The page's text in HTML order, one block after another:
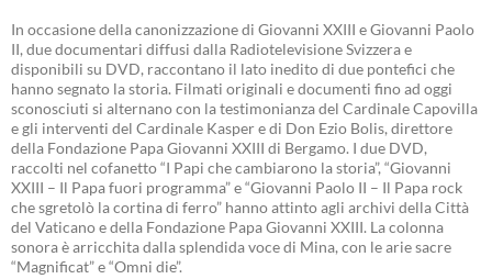
In occasione della canonizzazione di Giovanni XXIII e Giovanni Paolo
II, due documentari diffusi dalla Radiotelevisione Svizzera e
disponibili su DVD, raccontano il lato inedito di due pontefici che
hanno segnato la storia. Filmati originali e documenti fino ad oggi
sconosciuti si alternano con la testimonianza del Cardinale Capovilla
e gli interventi del Cardinale Kasper e di Don Ezio Bolis, direttore
della Fondazione Papa Giovanni XXIII di Bergamo. I due DVD,
raccolti nel cofanetto “I Papi che cambiarono la storia”, “Giovanni
XXIII – Il Papa fuori programma” e “Giovanni Paolo II – Il Papa rock
che sgretolò la cortina di ferro” hanno attinto agli archivi della Città
del Vaticano e della Fondazione Papa Giovanni XXIII. La colonna
sonora è arricchita dalla splendida voce di Mina, con le arie sacre
“Magnificat” e “Omni die”.